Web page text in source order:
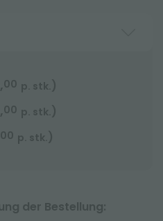
00 p. stk. )
00 p. stk. )
00 p. stk. )
der Bestellung: